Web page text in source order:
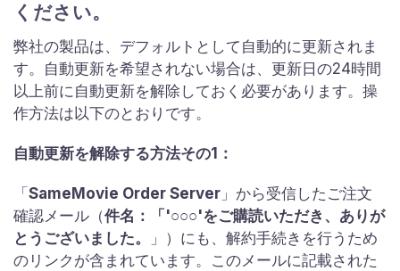
ください。
弊社の製品は、デフォルトとして自動的に更新されま
す。自動更新を希望されない場合は、更新日の24時間
以上前に自動更新を解除しておく必要があります。操
作方法は以下のとおりです。
自動更新を解除する方法その1：
「 SameMovie Order Server 」から受信したご注文
確認メール（件名：「'○○○'をご購読いただき、ありが
とうございました。
」）にも、解約手続きを行うため
のリンクが含まれています。このメールに記載された